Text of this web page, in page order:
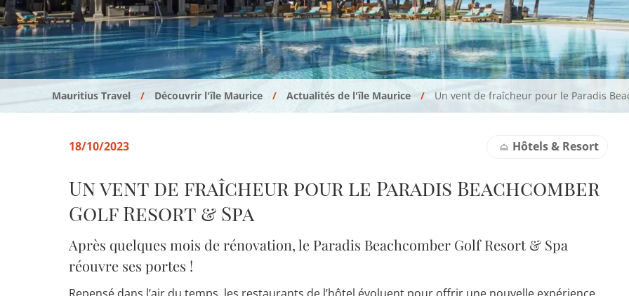
Mauritius Travel Découvrir l'île Maurice Actualités de l'île Maurice Un vent de fraîcheur pour le Paradis
18/10/2023 Hôtels & Resort
Un vent de fraîcheur pour le Paradis Beachcomber
Golf Resort & Spa
Après quelques mois de rénovation, le Paradis Beachcomber Golf Resort & Spa
réouvre ses portes !
Repensé dans l’air du temps, les restaurants de l’hôtel évoluent pour offrir une nouvelle expérience